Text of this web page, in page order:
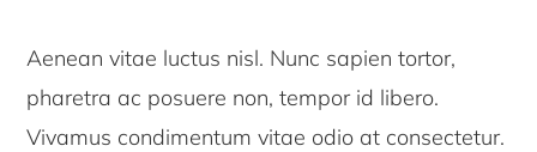
Aenean vitae luctus nisl. Nunc sapien tortor,
pharetra ac posuere non, tempor id libero.
Vivamus condimentum vitae odio at consectetur.